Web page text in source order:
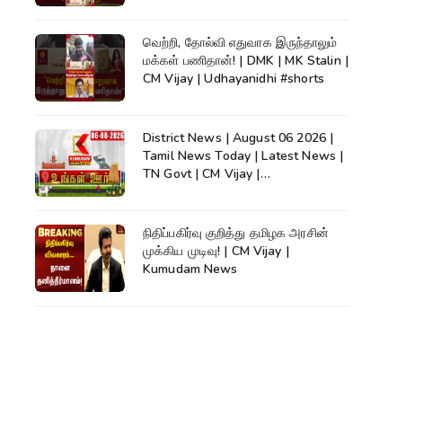
வெற்றி, தோல்வி எதுவாக இருந்தாலும்
மக்கள் பணிதான்! | DMK | MK Stalin |
CM Vijay | Udhayanidhi #shorts
District News | August 06 2026 |
Tamil News Today | Latest News |
TN Govt | CM Vijay |
நிதிப்பகிர்வு குறித்து தமிழக அரசின்
முக்கிய முடிவு! | CM Vijay |
Kumudam News